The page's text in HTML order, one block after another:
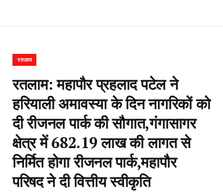
रतलाम
रतलाम: महापौर प्रहलाद पटेल ने
हरियाली अमावस्या के दिन नागरिकों को
दी रीजनल पार्क की सौगात,गंगासागर
क्षेत्र में 682.19 लाख की लागत से
निर्मित होगा रीजनल पार्क,महापौर
परिषद ने दी वित्तीय स्वीकृति